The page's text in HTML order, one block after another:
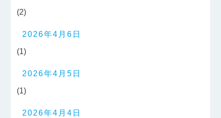
(2)
2026年4月6日
(1)
2026年4月5日
(1)
2026年4月4日